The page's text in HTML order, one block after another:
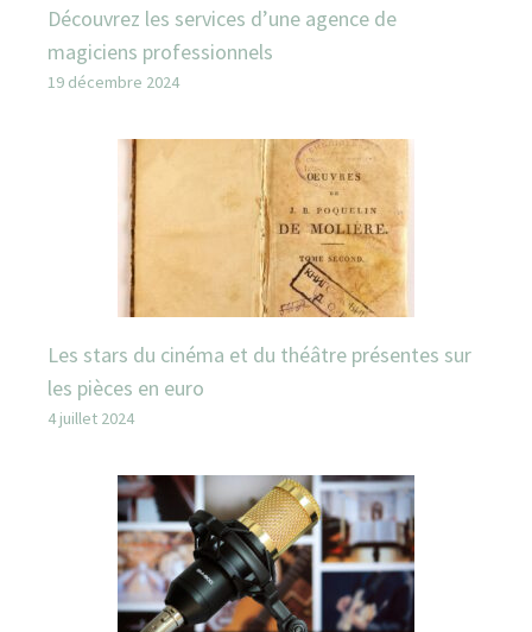
Découvrez les services d’une agence de
magiciens professionnels
19 décembre 2024
Les stars du cinéma et du théâtre présentes sur
les pièces en euro
4 juillet 2024